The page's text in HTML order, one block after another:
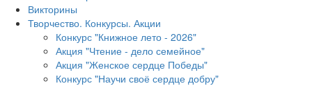
Викторины
Творчество. Конкурсы. Акции
Конкурс "Книжное лето - 2026"
Акция "Чтение - дело семейное"
Акция "Женское сердце Победы"
Конкурс "Научи своё сердце добру"